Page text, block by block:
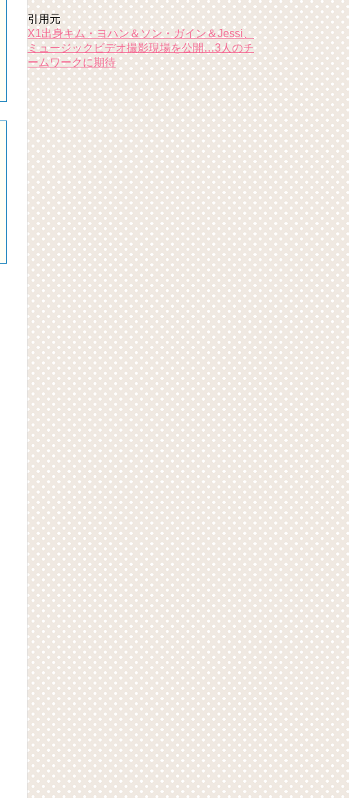
引用元
X1出身キム・ヨハン＆ソン・ガイン＆Jessi、
ミュージックビデオ撮影現場を公開…3人のチ
ームワークに期待